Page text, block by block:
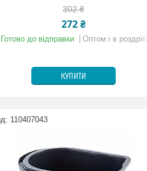
302 ₴
272 ₴
Готово до відправки Оптом і в роздріб
КУПИТИ
110407043